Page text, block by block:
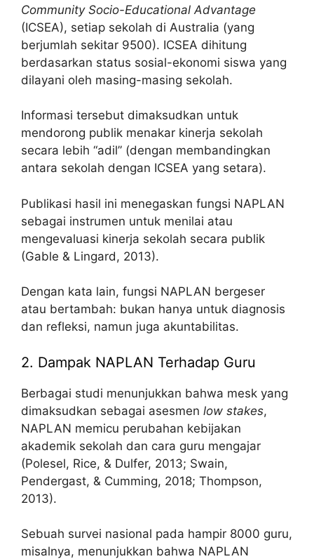
Community Socio-Educational Advantage
(ICSEA), setiap sekolah di Australia (yang
berjumlah sekitar 9500). ICSEA dihitung
berdasarkan status sosial-ekonomi siswa yang
dilayani oleh masing-masing sekolah.
Informasi tersebut dimaksudkan untuk
mendorong publik menakar kinerja sekolah
secara lebih “adil” (dengan membandingkan
antara sekolah dengan ICSEA yang setara).
Publikasi hasil ini menegaskan fungsi NAPLAN
sebagai instrumen untuk menilai atau
mengevaluasi kinerja sekolah secara publik
(Gable & Lingard, 2013).
Dengan kata lain, fungsi NAPLAN bergeser
atau bertambah: bukan hanya untuk diagnosis
dan refleksi, namun juga akuntabilitas.
2. Dampak NAPLAN Terhadap Guru
Berbagai studi menunjukkan bahwa mesk yang
dimaksudkan sebagai asesmen low stakes,
NAPLAN memicu perubahan kebijakan
akademik sekolah dan cara guru mengajar
(Polesel, Rice, & Dulfer, 2013; Swain,
Pendergast, & Cumming, 2018; Thompson,
2013).
Sebuah survei nasional pada hampir 8000 guru,
misalnya, menunjukkan bahwa NAPLAN